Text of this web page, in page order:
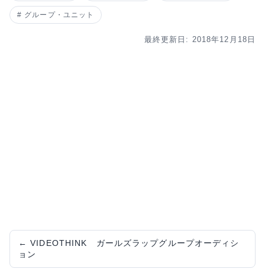
グループ・ユニット
最終更新日: 2018年12月18日
← VIDEOTHINK ガールズラップグループオーディシ
ョン